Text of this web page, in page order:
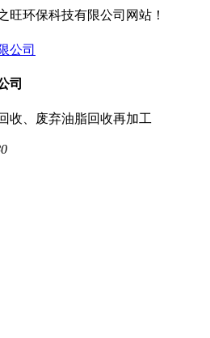
旺环保科技有限公司网站！
司
收、废弃油脂回收再加工